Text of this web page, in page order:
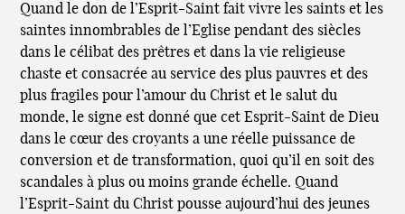
Quand le don de l’Esprit-Saint fait vivre les saints et les
saintes innombrables de l’Eglise pendant des siècles
dans le célibat des prêtres et dans la vie religieuse
chaste et consacrée au service des plus pauvres et des
plus fragiles pour l’amour du Christ et le salut du
monde, le signe est donné que cet Esprit-Saint de Dieu
dans le cœur des croyants a une réelle puissance de
conversion et de transformation, quoi qu’il en soit des
scandales à plus ou moins grande échelle. Quand
l’Esprit-Saint du Christ pousse aujourd’hui des jeunes